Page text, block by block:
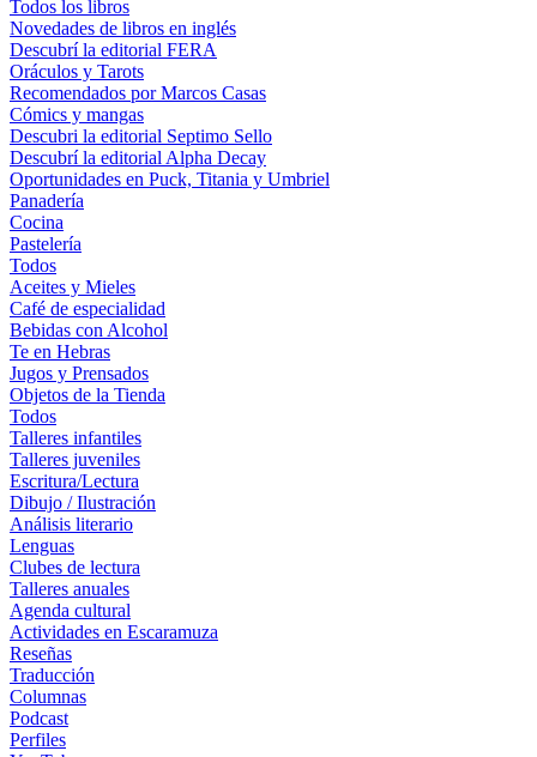
Todos los libros
Novedades de libros en inglés
Descubrí la editorial FERA
Oráculos y Tarots
Recomendados por Marcos Casas
Cómics y mangas
Descubri la editorial Septimo Sello
Descubrí la editorial Alpha Decay
Oportunidades en Puck, Titania y Umbriel
Panadería
Cocina
Pastelería
Todos
Aceites y Mieles
Café de especialidad
Bebidas con Alcohol
Te en Hebras
Jugos y Prensados
Objetos de la Tienda
Todos
Talleres infantiles
Talleres juveniles
Escritura/Lectura
Dibujo / Ilustración
Análisis literario
Lenguas
Clubes de lectura
Talleres anuales
Agenda cultural
Actividades en Escaramuza
Reseñas
Traducción
Columnas
Podcast
Perfiles